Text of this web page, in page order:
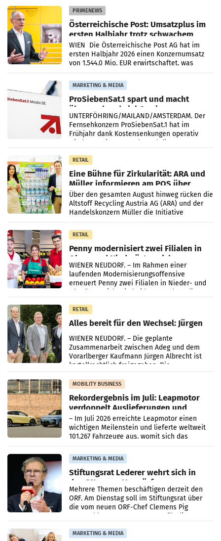
PRIMENEWS
Österreichische Post: Umsatzplus im
ersten Halbjahr trotz schwachem
Briefgeschäft
WIEN Die Österreichische Post AG hat im
ersten Halbjahr 2026 einen Konzernumsatz
von 1.544,0 Mio. EUR erwirtschaftet, was
einem Plus von 3,8 Prozent gegenüber dem
Vergleichszeitraum
MARKETING & MEDIA
ProSiebenSat.1 spart und macht
überraschend viel Gewinn
UNTERFÖHRING/MAILAND/AMSTERDAM. Der
Fernsehkonzern ProSiebenSat.1 hat im
Frühjahr dank Kostensenkungen operativ
wieder Gewinn gemacht und die
RETAIL
Eine Bühne für Zirkularität: ARA und
Müller informieren am POS über
Kreislauffähigkeit
Über den gesamten August hinweg rücken die
Altstoff Recycling Austria AG (ARA) und der
Handelskonzern Müller die Initiative
„Kreislauf-Helden“ in allen österreichischen
Müller-Filialen
RETAIL
Penny modernisiert zwei Filialen in
Ober- und Niederösterreich
WIENER NEUDORF. – Im Rahmen einer
laufenden Modernisierungsoffensive
erneuert Penny zwei Filialen in Nieder- und
Oberösterreich. Die beiden Standorte liegen
RETAIL
Alles bereit für den Wechsel: Jürgen
Albrecht setzt ab 1.1.2027 auf Adeg
WIENER NEUDORF. – Die geplante
Zusammenarbeit zwischen Adeg und dem
Vorarlberger Kaufmann Jürgen Albrecht ist
kartellrechtlich freigegeben: Die
Bundeswettbewerbsbehörde und der
Bundeskartellanwalt
MOBILITY BUSINESS
Rekordergebnis im Juli: Leapmotor
verdoppelt Auslieferungen und
überschreitet die 100.000er-Marke
– Im Juli 2026 erreichte Leapmotor einen
wichtigen Meilenstein und lieferte weltweit
101.267 Fahrzeuge aus, womit sich das
Ergebnis gegenüber Juli 2025 mehr als
verdoppelte (+102
MARKETING & MEDIA
Stiftungsrat Lederer wehrt sich in
den SN gegen Vorwürfe
Mehrere Themen beschäftigen derzeit den
ORF. Am Dienstag soll im Stiftungsrat über
die vom neuen ORF-Chef Clemens Pig
vorgeschlagenen Besetzungen für die
MARKETING & MEDIA